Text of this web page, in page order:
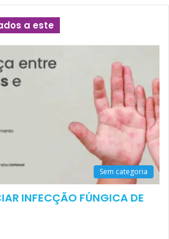
a este
Sem categoria
INFECÇÃO FÚNGICA DE